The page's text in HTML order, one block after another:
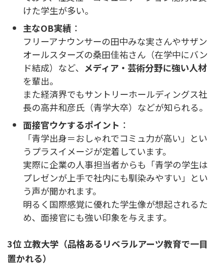
けた学生が多い。
主なOB実績 ：
フリーアナウンサーの田中みな実さんやサザン
オールスターズの桑田佳祐さん（在学中にバン
ド結成）など、 メディア・芸術分野に強い人材
を輩出。
また経済界でもサントリーホールディングス社
長の高井和彦氏（青学大卒）などが知られる。
面接官ウケするポイント ：
「青学出身＝おしゃれでコミュ力が高い」とい
うプラスイメージが定着しています。
実際に企業の人事担当者からも「青学の学生は
プレゼンが上手で社内にも馴染みやすい」とい
う声が聞かれます。
明るく国際感覚に優れた学生像が想起されるた
め、面接官にも強い印象を与えます。
3位 立教大学（品格あるリベラルアーツ教育で一目
置かれる）